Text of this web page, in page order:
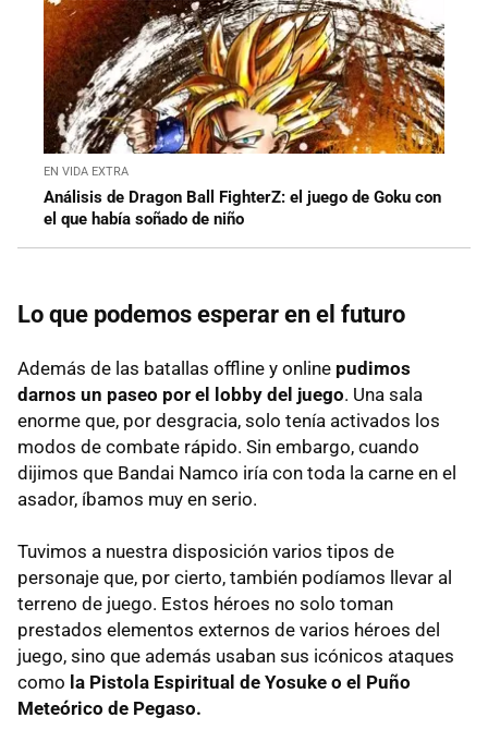
EN VIDA EXTRA
Análisis de Dragon Ball FighterZ: el juego de Goku con
el que había soñado de niño
Lo que podemos esperar en el futuro
Además de las batallas offline y online pudimos
darnos un paseo por el lobby del juego. Una sala
enorme que, por desgracia, solo tenía activados los
modos de combate rápido. Sin embargo, cuando
dijimos que Bandai Namco iría con toda la carne en el
asador, íbamos muy en serio.
Tuvimos a nuestra disposición varios tipos de
personaje que, por cierto, también podíamos llevar al
terreno de juego. Estos héroes no solo toman
prestados elementos externos de varios héroes del
juego, sino que además usaban sus icónicos ataques
como la Pistola Espiritual de Yosuke o el Puño
Meteórico de Pegaso.